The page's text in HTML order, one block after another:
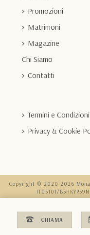
CHIAMA
Promozioni
Matrimoni
Magazine
Chi Siamo
Contatti
Termini e Condizioni
Privacy & Cookie
Copyright © 2020-2026